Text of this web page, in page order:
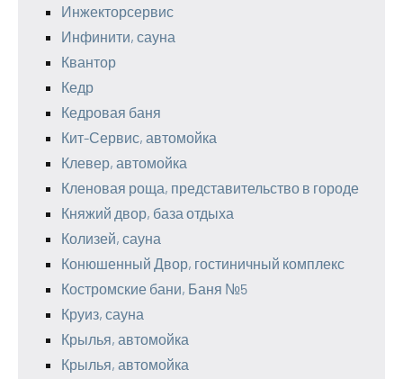
Инжекторсервис
Инфинити, сауна
Квантор
Кедр
Кедровая баня
Кит-Сервис, автомойка
Клевер, автомойка
Кленовая роща, представительство в городе
Княжий двор, база отдыха
Колизей, сауна
Конюшенный Двор, гостиничный комплекс
Костромские бани, Баня №5
Круиз, сауна
Крылья, автомойка
Крылья, автомойка